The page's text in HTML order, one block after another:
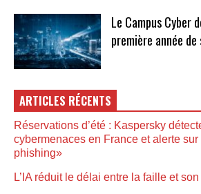
Le Campus Cyber
première année
ARTICLES RÉCENTS
Réservations d’été : Kaspersky
cybermenaces en France et alerte
phishing»
L’IA réduit le délai entre la faille et